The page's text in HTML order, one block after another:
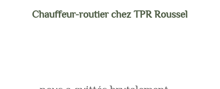
Chauffeur-routier chez TPR Roussel